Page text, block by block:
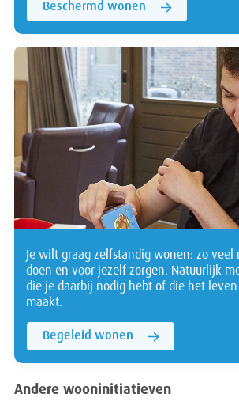
Beschermd wonen
Je wilt graag zelfstandig wonen: zo veel
doen en voor jezelf zorgen. Natuurlijk
die je daarbij nodig hebt of die het
maakt.
Begeleid wonen
Andere wooninitiatieven